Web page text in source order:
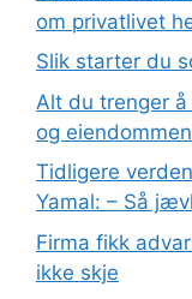
om privatlivet
Slik starter du
Alt du trenger
og
Tidligere
Yamal: – Så
Firma fikk
ikke skje